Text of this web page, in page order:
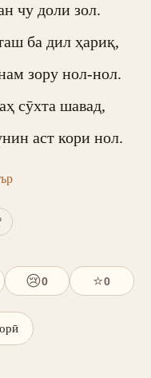
чу доли зол.
ба дил ҳариқ,
зору нол-нол.
сӯхта шавад,
аст кори нол.
😢0 ⭐0